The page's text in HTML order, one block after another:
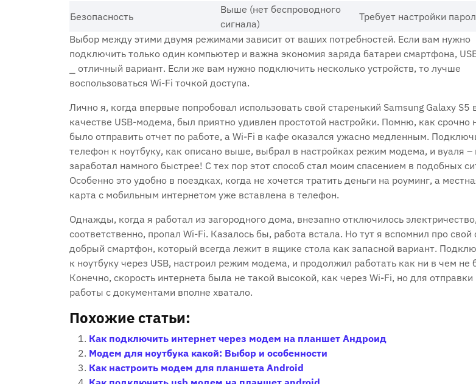
Безопасность
Выше (нет беспроводного
сигнала)
Требует настройки
Выбор между этими двумя режимами зависит от ваших потребностей. Если вам нужно
подключить только один компьютер и важна экономия заряда батареи смартфона,
⎯ отличный вариант. Если же вам нужно подключить несколько устройств, то лучше
воспользоваться Wi-Fi точкой доступа.
Лично я, когда впервые попробовал использовать свой старенький Samsung Galaxy S5
качестве USB-модема, был приятно удивлен простотой настройки. Помню, как срочно
было отправить отчет по работе, а Wi-Fi в кафе оказался ужасно медленным.
телефон к ноутбуку, как описано выше, выбрал в настройках режим модема, и вуаля –
заработал намного быстрее! С тех пор этот способ стал моим спасением в подобных
Особенно это удобно в поездках, когда не хочется тратить деньги на роуминг, а
карта с мобильным интернетом уже вставлена в телефон.
Однажды, когда я работал из загородного дома, внезапно отключилось
соответственно, пропал Wi-Fi. Казалось бы, работа встала. Но тут я вспомнил про свой
добрый смартфон, который всегда лежит в ящике стола как запасной вариант.
к ноутбуку через USB, настроил режим модема, и продолжил работать как ни в чем не
Конечно, скорость интернета была не такой высокой, как через Wi-Fi, но для
работы с документами вполне хватало.
Похожие статьи:
Как подключить интернет через модем на планшет Андроид
Модем для ноутбука какой: Выбор и особенности
Как настроить модем для планшета Android